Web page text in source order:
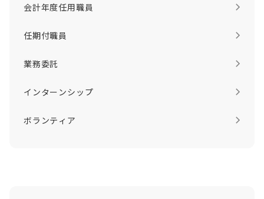
会計年度任用職員
任期付職員
業務委託
インターンシップ
ボランティア